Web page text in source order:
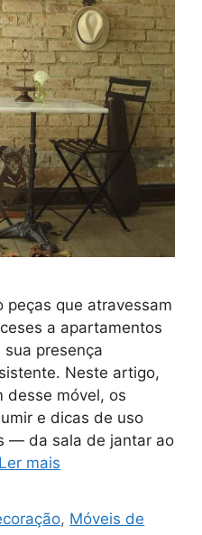
peças que atravessam
a apartamentos
presença
Neste artigo,
desse móvel, os
e dicas de uso
— da sala de jantar ao
Ler mais
, Móveis de